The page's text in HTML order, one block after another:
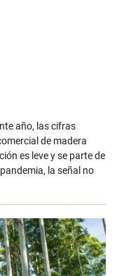
año, las cifras
de madera
es leve y se parte de
la señal no